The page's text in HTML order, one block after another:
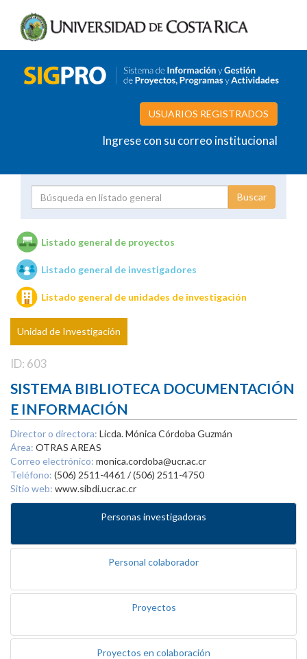
USUARIOS REGISTRADOS
Ingrese con su correo institucional
Unidades de investigación
Listado general de proyectos
Listado general de investigadores
Listado general de unidades de investigación
Unidad de Investigación
ID: 603
SISTEMA BIBLIOTECA DOCUMENTACIÓN
E INFORMACIÓN
Director o directora: Licda. Mónica Córdoba Guzmán
Área: OTRAS AREAS
Correo electrónico: monica.cordoba@ucr.ac.cr
Teléfono: (506) 2511-4461 / (506) 2511-4750
Sitio web: www.sibdi.ucr.ac.cr
Personas investigadoras
Personal colaborador
Proyectos
Proyectos en colaboración